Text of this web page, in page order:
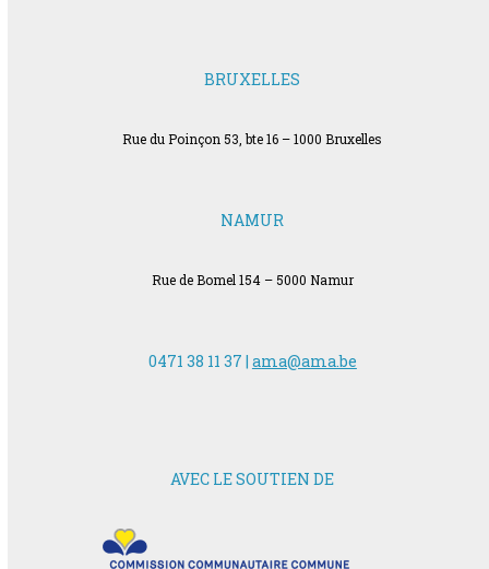
BRUXELLES
Rue du Poinçon 53, bte 16 – 1000 Bruxelles
NAMUR
Rue de Bomel 154 – 5000 Namur
0471 38 11 37 | ama@ama.be
AVEC LE SOUTIEN DE